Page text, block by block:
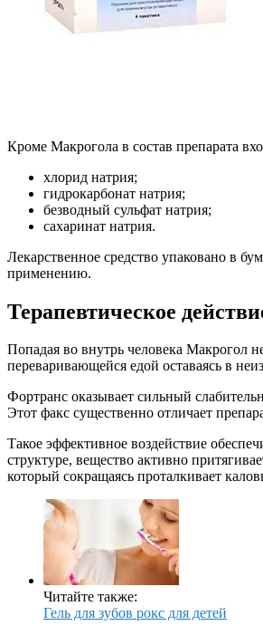
Кроме Макрогола в состав препарата
хлорид натрия;
гидрокарбонат натрия;
безводный сульфат натрия;
сахаринат натрия.
Лекарственное средство упаковано в
применению.
Терапевтическое
Попадая во внутрь человека Макрогол
переваривающейся едой оставаясь в
Фортранс оказывает сильный
Этот факс существенно отличает
Такое эффективное воздействие
структуре, вещество активно
который сокращаясь проталкивает
Читайте также:
Гель для зубов рокс для детей